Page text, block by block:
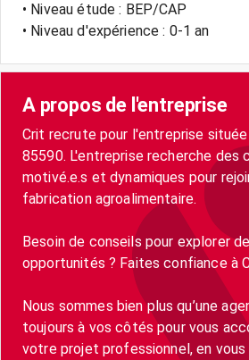
• Niveau étude : BEP/CAP
• Niveau d'expérience : 0-1 an
A propos de l'entreprise
Crit recrute pour l'entreprise
85590. L'entreprise recherche des
motivé.e.s et dynamiques pour
fabrication agroalimentaire.
Besoin de conseils pour explorer
opportunités ? Faites confiance à
Nous sommes bien plus qu’une
toujours à vos côtés pour vous
votre projet professionnel, en